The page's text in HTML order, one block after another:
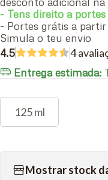
- Tens direito a
- Portes grátis a
Simula o teu envio
4.5
4
Entrega estimada:
125 ml
Mostrar stock